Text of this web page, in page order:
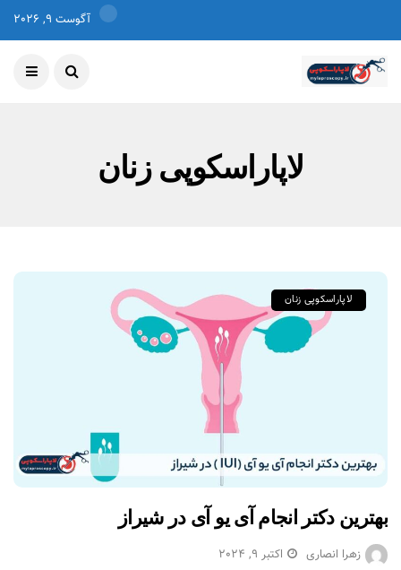
آگوست 9, 2026
لاپاراسکوپی زنان
لاپاراسکوپی زنان
بهترین دکتر انجام آی یو آی در شیراز
زهرا انصاری اکتبر 9, 2024